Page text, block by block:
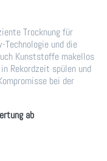
Trocknung für
Technologie und die
Kunststoffe makellos
Rekordzeit spülen und
bei der
ab